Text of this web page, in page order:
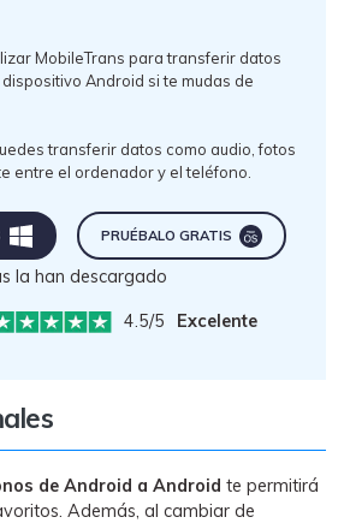
MobileTrans para transferir datos
Android si te mudas de
transferir datos como audio, fotos
entre el ordenador y el teléfono.
󠀰PRUÉBALO GRATIS󠀲󠀩󠀡󠀠󠀡󠀠󠀣󠀥󠀳
la han descargado
4.5/5 Excelente
de Android a Android te permitirá
Además, al cambiar de